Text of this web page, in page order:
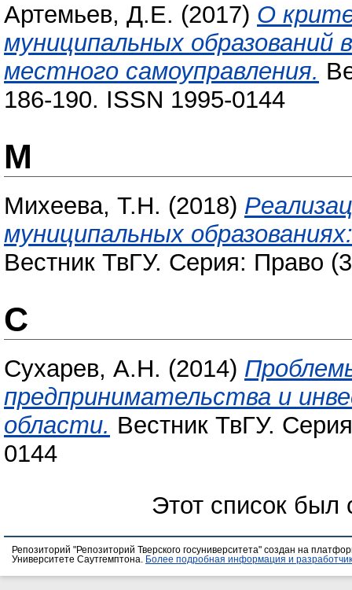
Артемьев, Д.Е. (2017) О
муниципальных
местного самоуправления.
186-190. ISSN 1995-0144
М
Михеева, Т.Н. (2018)
муниципальных
Вестник ТвГУ. Серия: Право
С
Сухарев, А.Н. (2014)
предпринимательства и
области. Вестник ТвГУ.
0144
Этот список был
Репозиторий "Репозиторий Тверского госуниверситета" создан на
Университете Саутгемптона.
Более подробная информация и